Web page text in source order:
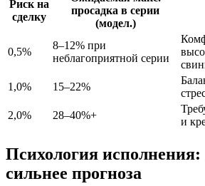
Риск на
сделку
просадка в серии
(модел.)
0,5%
8–12% при
неблагоприятной серии
1,0%
15–22%
2,0%
28–40%+
и
Психология
сильнее прогноза